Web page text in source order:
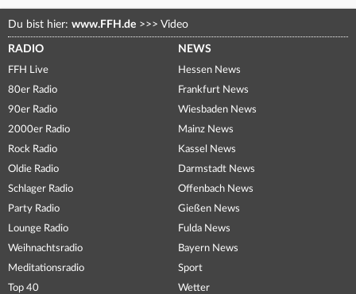
Du bist hier: www.FFH.de >>> Video
RADIO
FFH Live
80er Radio
90er Radio
2000er Radio
Rock Radio
Oldie Radio
Schlager Radio
Party Radio
Lounge Radio
Weihnachtsradio
Meditationsradio
Top 40
NEWS
Hessen News
Frankfurt News
Wiesbaden News
Mainz News
Kassel News
Darmstadt News
Offenbach News
Gießen News
Fulda News
Bayern News
Sport
Wetter